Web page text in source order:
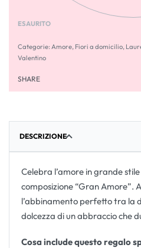
ESAURITO
Categorie: Amore, Fiori a domicilio,
Valentino
SHARE
DESCRIZIONE
Celebra l’amore in grande
composizione “Gran Amore”.
l’abbinamento perfetto tra la
dolcezza di un abbraccio che
Cosa include questo regalo